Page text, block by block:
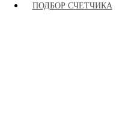
ПОДБОР СЧЕТЧИКА